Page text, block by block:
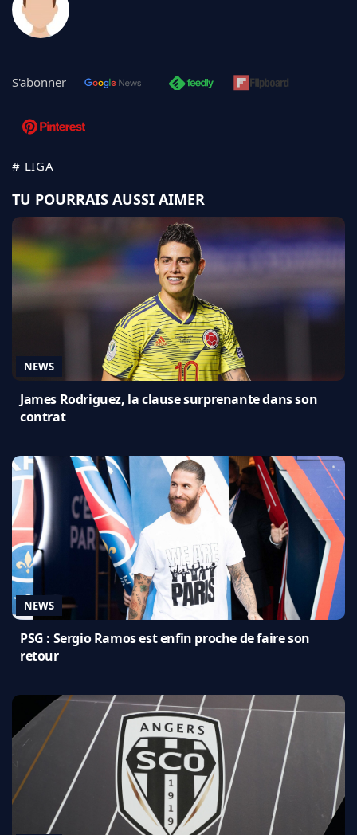
S'abonner
# LIGA
TU POURRAIS AUSSI AIMER
NEWS
James Rodriguez, la clause surprenante dans son
contrat
NEWS
PSG : Sergio Ramos est enfin proche de faire son
retour